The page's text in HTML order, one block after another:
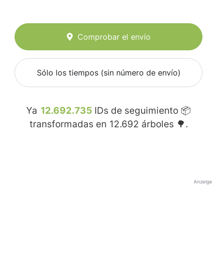
Comprobar el envío
Sólo los tiempos (sin número de envío)
Ya 12.692.735 IDs de seguimiento 📦
transformadas en 12.692 árboles 🌳.
Anzeige